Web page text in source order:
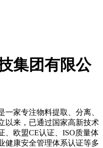
集团有限公
家专注物料提取、分离、
以来，已通过国家高新技术
、欧盟CE认证、ISO质量体
健康安全管理体系认证等多